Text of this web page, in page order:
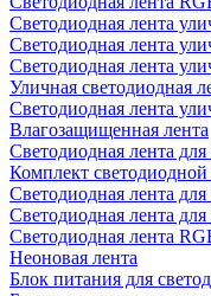
Светодиодная лента
Светодиодная лента
Светодиодная лента
Уличная светодиодная
Светодиодная лента
Влагозащищенная лента
Светодиодная лента для
Комплект
Светодиодная лента
Светодиодная лента
Светодиодная лента
Неоновая лента
Блок питания для